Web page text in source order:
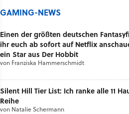
GAMING-NEWS
Einen der größten deutschen
ihr euch ab sofort auf Netflix
ein Star aus Der Hobbit
von Franziska Hammerschmidt
Silent Hill Tier List: Ich ranke alle 11
Reihe
von Natalie Schermann